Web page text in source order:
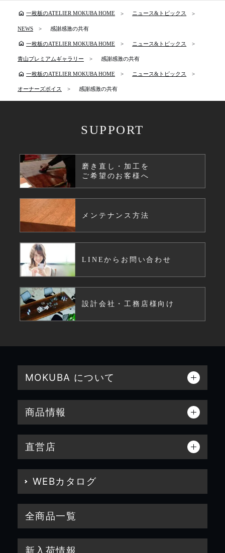
home 一枚板のATELIER MOKUBA HOME ニュース&トピックス
NEWS 感謝感激の共有
home 一枚板のATELIER MOKUBA HOME ニュース&トピックス
青山プレミアムギャラリー 感謝感激の共有
home 一枚板のATELIER MOKUBA HOME ニュース&トピックス
オーナーズボイス 感謝感激の共有
SUPPORT
磨き直し・加工を
ご希望のお客様へ
メンテナンス方法
LINEからお問い合わせ
設計会社・工務店様向け
MOKUBA について
商品情報
直営店
WEBカタログ
全商品一覧